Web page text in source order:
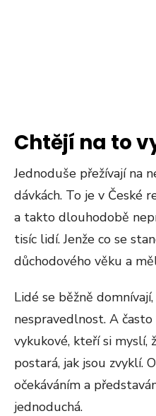
Chtějí na to
Jednoduše přežívají na
dávkách. To je v České
a takto dlouhodobě
tisíc lidí. Jenže co se
důchodového věku a
Lidé se běžně
nespravedlnost. A
vykukové, kteří si myslí,
postará, jak jsou zvyklí.
očekáváním a
jednoduchá.